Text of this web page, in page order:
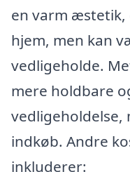
en varm æstetik,
hjem, men kan
vedligeholde.
mere holdbare
vedligeholdelse,
indkøb. Andre
inkluderer: